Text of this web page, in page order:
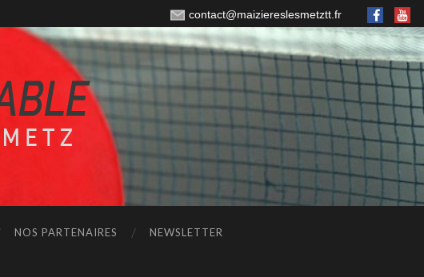
contact@maiziereslesmetztt.fr
NOS PARTENAIRES NEWSLETTER